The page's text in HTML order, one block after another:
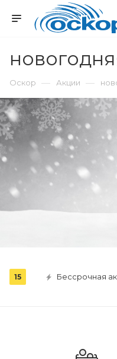
Оскор — Акции —
15 Бессрочная